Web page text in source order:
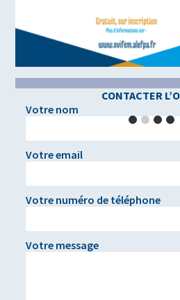
CONTACTER
Votre nom
Votre email
Votre numéro de téléphone
Votre message